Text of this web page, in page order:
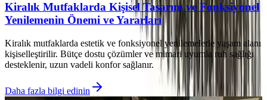
Kiralık Mutfaklarda Kişisel Tasarım ve Fonksiyonel
Yenilemenin Önemi ve Yararları
Kiralık mutfaklarda estetik ve fonksiyonel yenilemelerle yaşam alanı
kişiselleştirilir. Bütçe dostu çözümler ve mimari uyumla ruh sağlığı
desteklenir, uzun vadeli konfor sağlanır.
Daha fazla bilgi edinin